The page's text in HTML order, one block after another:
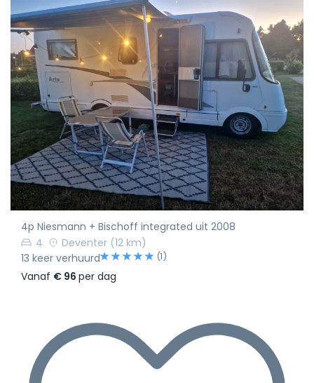
4p Niesmann + Bischoff integrated uit 2008
4
Deventer (12 km)
13 keer verhuurd
(1)
Vanaf € 96 per dag